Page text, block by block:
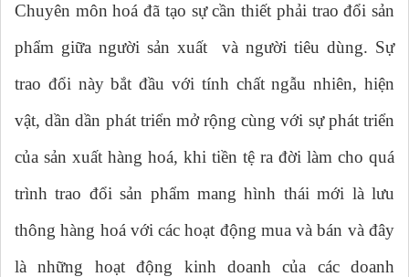
Chuyên môn hoá đã tạo sự cần thiết phải trao đổi sản
phẩm giữa người sản xuất và người tiêu dùng. Sự
trao đổi này bắt đầu với tính chất ngẫu nhiên, hiện
vật, dần dần phát triển mở rộng cùng với sự phát triển
của sản xuất hàng hoá, khi tiền tệ ra đời làm cho quá
trình trao đổi sản phẩm mang hình thái mới là lưu
thông hàng hoá với các hoạt động mua và bán và đây
là những hoạt động kinh doanh của các doanh